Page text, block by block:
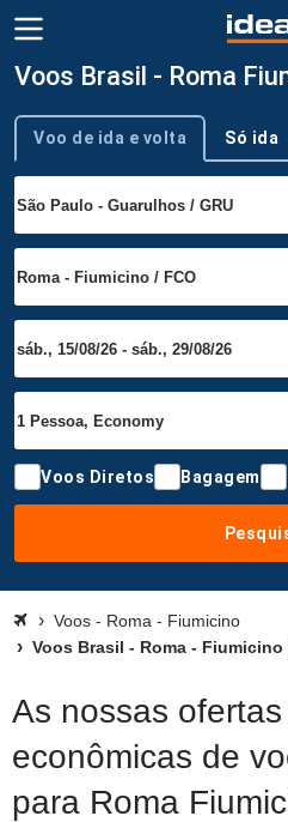
Voos Brasil - Roma
Tipo de viagem
Voo de ida e volta Só ida
Voos Diretos Bagagem
Voos - Roma - Fiumicino
Voos Brasil - Roma - Fiumicino
As nossas
econômicas de
para Roma